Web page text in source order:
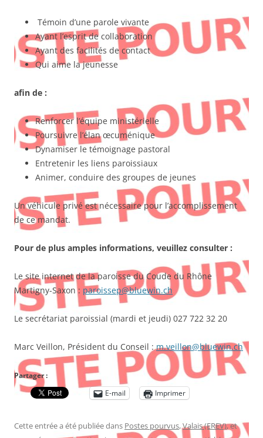
Témoin d’une parole vivante
Ayant l’esprit de collaboration
Ayant des facilités de contact
Qui aime la jeunesse
afin de :
Renforcer l’équipe ministérielle
Poursuivre l’élan œcuménique
Dynamiser le témoignage pastoral
Entretenir les liens paroissiaux
Animer, conduire des groupes de jeunes
Un véhicule privé est nécessaire pour l’accomplissement
de ce mandat.
Pour de plus amples informations, veuillez consulter :
Le site internet de la paroisse du Coude du Rhône
Martigny-Saxon : paroissep@bluewin.ch
Le secrétariat paroissial (mardi et jeudi) 027 722 32 20
Marc Veillon, Président du Conseil :m.veillon@bluewin.ch
Partager :
E-mail
Imprimer
Cette entrée a été publiée dans Postes pourvus,Valais (EREV), et